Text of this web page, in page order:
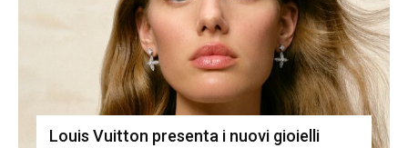
Louis Vuitton presenta i nuovi gioielli